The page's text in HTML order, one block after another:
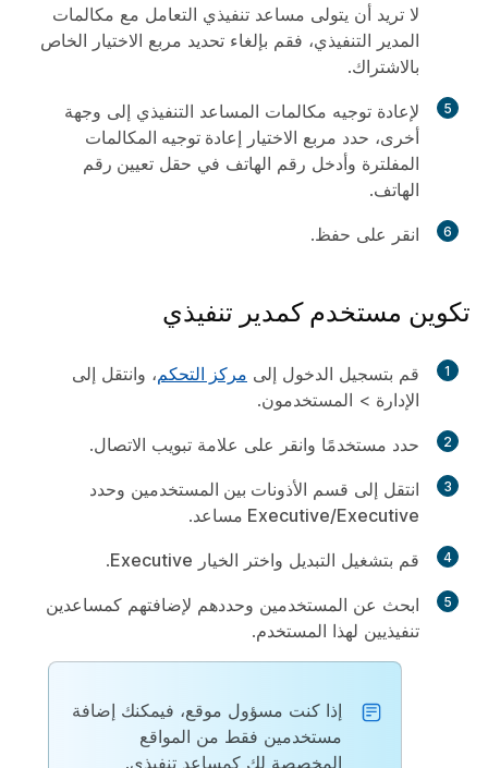
لا تريد أن يتولى مساعد تنفيذي التعامل مع مكالمات
المدير التنفيذي، فقم بإلغاء تحديد مربع الاختيار الخاص
بالاشتراك.
5
لإعادة توجيه مكالمات المساعد التنفيذي إلى وجهة
أخرى، حدد مربع الاختيار إعادة توجيه المكالمات
المفلترة وأدخل رقم الهاتف في حقل تعيين رقم
الهاتف.
6 انقر على حفظ.
تكوين مستخدم كمدير تنفيذي
1 قم بتسجيل الدخول إلى مركز التحكم، وانتقل إلى
الإدارة > المستخدمون.
2 حدد مستخدمًا وانقر على علامة تبويب الاتصال.
3 انتقل إلى قسم الأذونات بين المستخدمين وحدد
Executive/Executive مساعد
.
4 قم بتشغيل التبديل واختر الخيار Executive
.
5
ابحث عن المستخدمين وحددهم لإضافتهم كمساعدين
تنفيذيين لهذا المستخدم.
إذا كنت مسؤول موقع، فيمكنك إضافة
مستخدمين فقط من المواقع
المخصصة لك كمساعد تنفيذي.